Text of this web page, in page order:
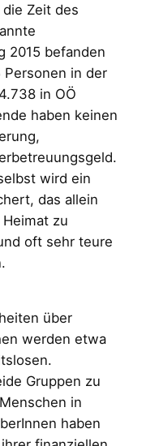
Zeit des
2015 befanden
in der
in OÖ
haben keinen
wird ein
das allein
zu
oft sehr teure
über
werden etwa
Gruppen zu
in
haben